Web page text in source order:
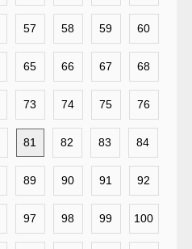
57 58 59 60
65 66 67 68
73 74 75 76
81 82 83 84
89 90 91 92
97 98 99 100